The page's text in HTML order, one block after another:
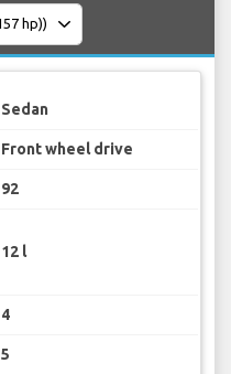
Sedan
Front wheel drive
92
12 l
4
5